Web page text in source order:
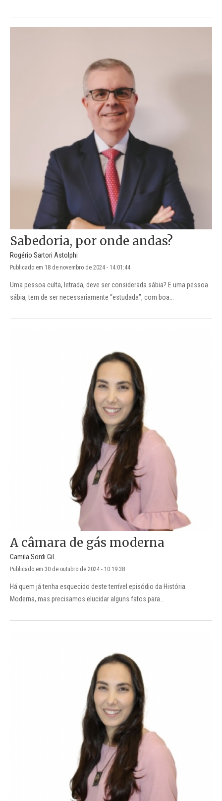
Sabedoria, por onde andas?
Rogério Sartori Astolphi
Publicado em 18 de novembro de 2024 - 14:01:44
Uma pessoa culta, letrada, deve ser considerada sábia? E uma pessoa
sábia, tem de ser necessariamente “estudada”, com boa...
A câmara de gás moderna
Camila Sordi Gil
Publicado em 30 de outubro de 2024 - 10:19:38
Há quem já tenha esquecido deste terrível episódio da História
Moderna, mas precisamos elucidar alguns fatos para...